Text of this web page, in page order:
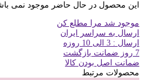
این محصول در حال حاضر موجود نمی
موجود شد مرا مطلع کن
ارسال به سراسر ایران
ارسال : 3 الی 10 روزه
7 روز ضمانت بازگشت
ضمانت اصل بودن کالا
محصولات مرتبط